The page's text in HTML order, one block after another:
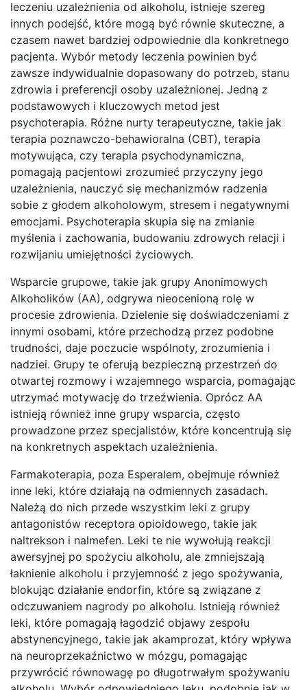
leczeniu uzależnienia od alkoholu, istnieje szereg
innych podejść, które mogą być równie skuteczne, a
czasem nawet bardziej odpowiednie dla konkretnego
pacjenta. Wybór metody leczenia powinien być
zawsze indywidualnie dopasowany do potrzeb, stanu
zdrowia i preferencji osoby uzależnionej. Jedną z
podstawowych i kluczowych metod jest
psychoterapia. Różne nurty terapeutyczne, takie jak
terapia poznawczo-behawioralna (CBT), terapia
motywująca, czy terapia psychodynamiczna,
pomagają pacjentowi zrozumieć przyczyny jego
uzależnienia, nauczyć się mechanizmów radzenia
sobie z głodem alkoholowym, stresem i negatywnymi
emocjami. Psychoterapia skupia się na zmianie
myślenia i zachowania, budowaniu zdrowych relacji i
rozwijaniu umiejętności życiowych.
Wsparcie grupowe, takie jak grupy Anonimowych
Alkoholików (AA), odgrywa nieocenioną rolę w
procesie zdrowienia. Dzielenie się doświadczeniami z
innymi osobami, które przechodzą przez podobne
trudności, daje poczucie wspólnoty, zrozumienia i
nadziei. Grupy te oferują bezpieczną przestrzeń do
otwartej rozmowy i wzajemnego wsparcia, pomagając
utrzymać motywację do trzeźwienia. Oprócz AA
istnieją również inne grupy wsparcia, często
prowadzone przez specjalistów, które koncentrują się
na konkretnych aspektach uzależnienia.
Farmakoterapia, poza Esperalem, obejmuje również
inne leki, które działają na odmiennych zasadach.
Należą do nich przede wszystkim leki z grupy
antagonistów receptora opioidowego, takie jak
naltrekson i nalmefen. Leki te nie wywołują reakcji
awersyjnej po spożyciu alkoholu, ale zmniejszają
łaknienie alkoholu i przyjemność z jego spożywania,
blokując działanie endorfin, które są związane z
odczuwaniem nagrody po alkoholu. Istnieją również
leki, które pomagają łagodzić objawy zespołu
abstynencyjnego, takie jak akamprozat, który wpływa
na neuroprzekaźnictwo w mózgu, pomagając
przywrócić równowagę po długotrwałym spożywaniu